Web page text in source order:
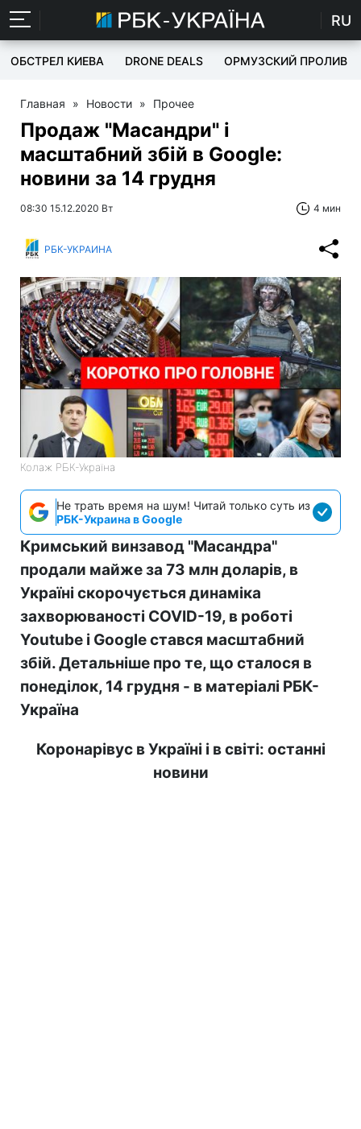
RU
ОБСТРЕЛ КИЕВА DRONE DEALS ОРМУЗСКИЙ ПРОЛИВ
Главная » Новости » Прочее
Продаж "Масандри" і
масштабний збій в Google:
новини за 14 грудня
08:30 15.12.2020 Вт 4 мин
РБК-УКРАИНА
Колаж РБК-Україна
Не трать время на шум! Читай только суть из
РБК-Украина в Google
Кримський винзавод "Масандра"
продали майже за 73 млн доларів, в
Україні скорочується динаміка
захворюваності COVID-19, в роботі
Youtube і Google стався масштабний
збій. Детальніше про те, що сталося в
понеділок, 14 грудня - в матеріалі РБК-
Україна
Коронарівус в Україні і в світі: останні
новини